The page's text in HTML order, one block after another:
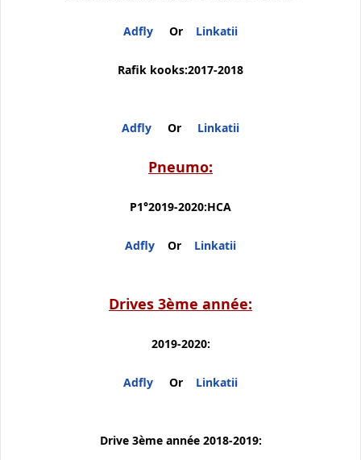
Adfly Or Linkatii
Rafik kooks:2017-2018
Adfly Or Linkatii
Pneumo:
P1°2019-2020:HCA
Adfly Or Linkatii
Drives 3ème année:
2019-2020:
Adfly Or Linkatii
Drive 3ème année 2018-2019: